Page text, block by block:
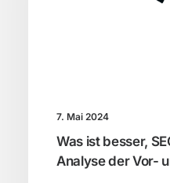
7. Mai 2024
Was ist besser,
Analyse der Vor-